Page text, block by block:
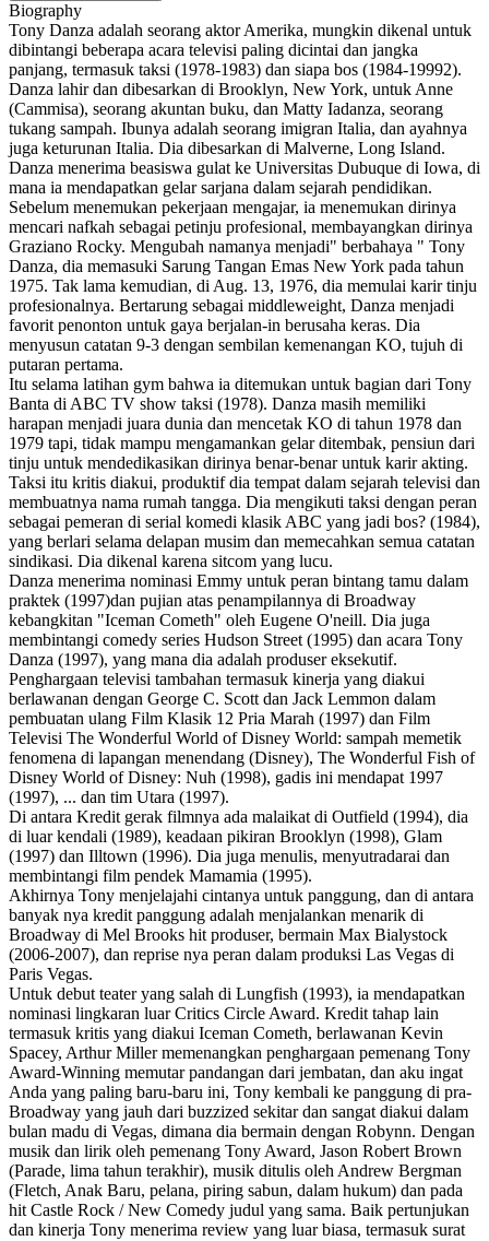
Biography
Tony Danza adalah seorang aktor Amerika, mungkin dikenal untuk
dibintangi beberapa acara televisi paling dicintai dan jangka
panjang, termasuk taksi (1978-1983) dan siapa bos (1984-19992).
Danza lahir dan dibesarkan di Brooklyn, New York, untuk Anne
(Cammisa), seorang akuntan buku, dan Matty Iadanza, seorang
tukang sampah. Ibunya adalah seorang imigran Italia, dan ayahnya
juga keturunan Italia. Dia dibesarkan di Malverne, Long Island.
Danza menerima beasiswa gulat ke Universitas Dubuque di Iowa, di
mana ia mendapatkan gelar sarjana dalam sejarah pendidikan.
Sebelum menemukan pekerjaan mengajar, ia menemukan dirinya
mencari nafkah sebagai petinju profesional, membayangkan dirinya
Graziano Rocky. Mengubah namanya menjadi" berbahaya " Tony
Danza, dia memasuki Sarung Tangan Emas New York pada tahun
1975. Tak lama kemudian, di Aug. 13, 1976, dia memulai karir tinju
profesionalnya. Bertarung sebagai middleweight, Danza menjadi
favorit penonton untuk gaya berjalan-in berusaha keras. Dia
menyusun catatan 9-3 dengan sembilan kemenangan KO, tujuh di
putaran pertama.
Itu selama latihan gym bahwa ia ditemukan untuk bagian dari Tony
Banta di ABC TV show taksi (1978). Danza masih memiliki
harapan menjadi juara dunia dan mencetak KO di tahun 1978 dan
1979 tapi, tidak mampu mengamankan gelar ditembak, pensiun dari
tinju untuk mendedikasikan dirinya benar-benar untuk karir akting.
Taksi itu kritis diakui, produktif dia tempat dalam sejarah televisi dan
membuatnya nama rumah tangga. Dia mengikuti taksi dengan peran
sebagai pemeran di serial komedi klasik ABC yang jadi bos? (1984),
yang berlari selama delapan musim dan memecahkan semua catatan
sindikasi. Dia dikenal karena sitcom yang lucu.
Danza menerima nominasi Emmy untuk peran bintang tamu dalam
praktek (1997)dan pujian atas penampilannya di Broadway
kebangkitan "Iceman Cometh" oleh Eugene O'neill. Dia juga
membintangi comedy series Hudson Street (1995) dan acara Tony
Danza (1997), yang mana dia adalah produser eksekutif.
Penghargaan televisi tambahan termasuk kinerja yang diakui
berlawanan dengan George C. Scott dan Jack Lemmon dalam
pembuatan ulang Film Klasik 12 Pria Marah (1997) dan Film
Televisi The Wonderful World of Disney World: sampah memetik
fenomena di lapangan menendang (Disney), The Wonderful Fish of
Disney World of Disney: Nuh (1998), gadis ini mendapat 1997
(1997), ... dan tim Utara (1997).
Di antara Kredit gerak filmnya ada malaikat di Outfield (1994), dia
di luar kendali (1989), keadaan pikiran Brooklyn (1998), Glam
(1997) dan Illtown (1996). Dia juga menulis, menyutradarai dan
membintangi film pendek Mamamia (1995).
Akhirnya Tony menjelajahi cintanya untuk panggung, dan di antara
banyak nya kredit panggung adalah menjalankan menarik di
Broadway di Mel Brooks hit produser, bermain Max Bialystock
(2006-2007), dan reprise nya peran dalam produksi Las Vegas di
Paris Vegas.
Untuk debut teater yang salah di Lungfish (1993), ia mendapatkan
nominasi lingkaran luar Critics Circle Award. Kredit tahap lain
termasuk kritis yang diakui Iceman Cometh, berlawanan Kevin
Spacey, Arthur Miller memenangkan penghargaan pemenang Tony
Award-Winning memutar pandangan dari jembatan, dan aku ingat
Anda yang paling baru-baru ini, Tony kembali ke panggung di pra-
Broadway yang jauh dari buzzized sekitar dan sangat diakui dalam
bulan madu di Vegas, dimana dia bermain dengan Robynn. Dengan
musik dan lirik oleh pemenang Tony Award, Jason Robert Brown
(Parade, lima tahun terakhir), musik ditulis oleh Andrew Bergman
(Fletch, Anak Baru, pelana, piring sabun, dalam hukum) dan pada
hit Castle Rock / New Comedy judul yang sama. Baik pertunjukan
dan kinerja Tony menerima review yang luar biasa, termasuk surat